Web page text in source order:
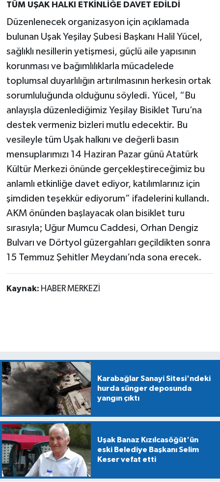
TÜM UŞAK HALKI ETKİNLİĞE DAVET EDİLDİ
Düzenlenecek organizasyon için açıklamada
bulunan Uşak Yeşilay Şubesi Başkanı Halil Yücel,
sağlıklı nesillerin yetişmesi, güçlü aile yapısının
korunması ve bağımlılıklarla mücadelede
toplumsal duyarlılığın artırılmasının herkesin ortak
sorumluluğunda olduğunu söyledi. Yücel, “Bu
anlayışla düzenlediğimiz Yeşilay Bisiklet Turu’na
destek vermeniz bizleri mutlu edecektir. Bu
vesileyle tüm Uşak halkını ve değerli basın
mensuplarımızı 14 Haziran Pazar günü Atatürk
Kültür Merkezi önünde gerçekleştireceğimiz bu
anlamlı etkinliğe davet ediyor, katılımlarınız için
şimdiden teşekkür ediyorum” ifadelerini kullandı.
AKM önünden başlayacak olan bisiklet turu
sırasıyla; Uğur Mumcu Caddesi, Orhan Dengiz
Bulvarı ve Dörtyol güzergahları geçildikten sonra
15 Temmuz Şehitler Meydanı’nda sona erecek.
Kaynak: HABER MERKEZİ
Karabağlar Sanayi Sitesi'ndeki
hurda sünger deposunda
yangın çıktı
Uşak Banaz Kızılcasöğüt'ün
eski Belediye Başkanı Selim
Keser vefat etti